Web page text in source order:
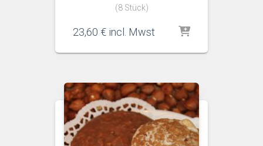
(8 Stück)
23,60 € incl. Mwst